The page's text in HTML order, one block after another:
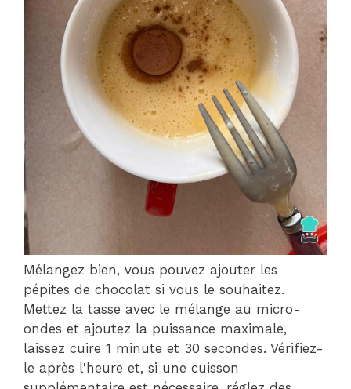
Mélangez bien, vous pouvez ajouter les
pépites de chocolat si vous le souhaitez.
Mettez la tasse avec le mélange au micro-
ondes et ajoutez la puissance maximale,
laissez cuire 1 minute et 30 secondes. Vérifiez-
le après l'heure et, si une cuisson